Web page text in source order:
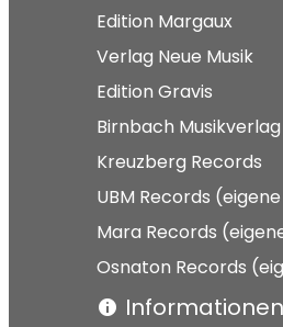
Edition Margaux
Verlag Neue Musik
Edition Gravis
Birnbach Musikverlag
Kreuzberg Records
UBM Records
Mara Records
Osnaton Records
Informationen